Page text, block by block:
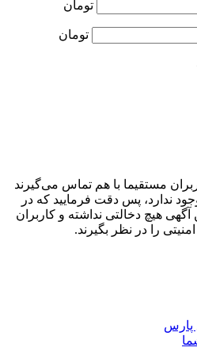
تومان
تومان
مستقیما با هم تماس می‌گیرند
ندارد، پس دقت فرمایید که در
هیچ دخالتی نداشته و کاربران
را در نظر بگیرند.
پارس